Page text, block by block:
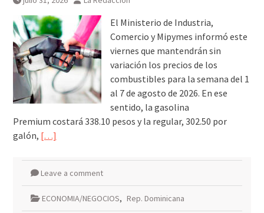
El Ministerio de Industria,
Comercio y Mipymes informó este
viernes que mantendrán sin
variación los precios de los
combustibles para la semana del 1
al 7 de agosto de 2026. En ese
sentido, la gasolina
Premium costará 338.10 pesos y la regular, 302.50 por
galón, […]
Leave a comment
ECONOMIA/NEGOCIOS, Rep. Dominicana